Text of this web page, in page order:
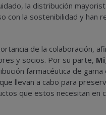
la distribución
con la sostenibilidad y han
de la colaboración,
y socios. Por su parte,
farmacéutica de gama
llevan a cabo para
que estos necesitan en